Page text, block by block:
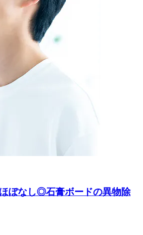
ぼなし◎石膏ボードの異物除